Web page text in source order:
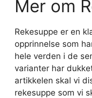
Mer om
Rekesuppe er en
opprinnelse som
hele verden i de
varianter har
artikkelen skal vi
rekesuppe som vi